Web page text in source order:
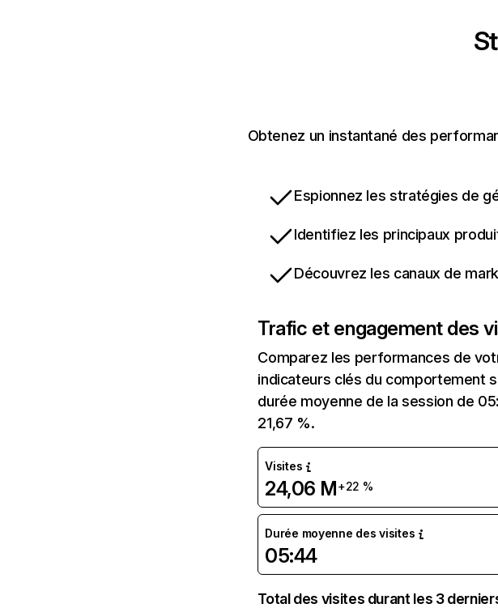
Obtenez un instantané des
Espionnez les stratégies de
Identifiez les principaux
Découvrez les canaux de
Trafic et engagement des
Comparez les performances de
indicateurs clés du comportement
durée moyenne de la session de
21,67 %.
Visites
24,06 M+22 %
Durée moyenne des visites
05:44
Total des visites durant les 3